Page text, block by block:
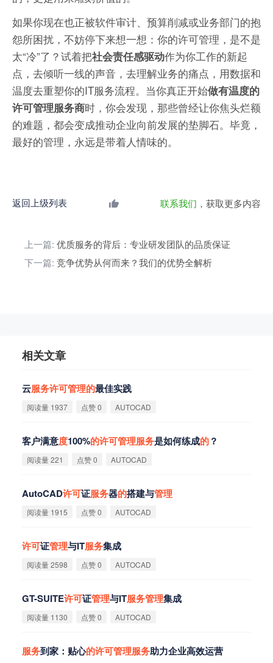
如果你现在也正被软件审计、预算削减或业务部门的抱
怨所困扰，不妨停下来想一想：你的许可管理，是不是
太“冷”了？试着把社会责任感驱动作为你工作的新起
点，去倾听一线的声音，去理解业务的痛点，用数据和
温度去重塑你的IT服务流程。当你真正开始做有温度的
许可管理服务商时，你会发现，那些曾经让你焦头烂额
的难题，都会变成推动企业向前发展的垫脚石。毕竟，
最好的管理，永远是带着人情味的。
返回上级列表 联系我们 ，获取更多内容
上一篇: 优质服务的背后：专业研发团队的品质保证
下一篇: 竞争优势从何而来？我们的优势全解析
相关文章
云服务许可管理的最佳实践
阅读量 1937 点赞 0 AUTOCAD
客户满意度100%的许可管理服务是如何练成的？
阅读量 221 点赞 0 AUTOCAD
AutoCAD许可证服务器的搭建与管理
阅读量 1915 点赞 0 AUTOCAD
许可证管理与IT服务集成
阅读量 2598 点赞 0 AUTOCAD
GT-SUITE许可证管理与IT服务管理集成
阅读量 1130 点赞 0 AUTOCAD
服务到家：贴心的许可管理服务助力企业高效运营